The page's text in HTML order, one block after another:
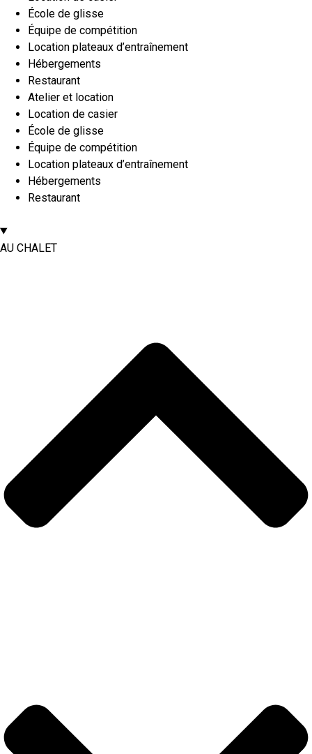
École de glisse
Équipe de compétition
Location plateaux d’entraînement
Hébergements
Restaurant
Atelier et location
Location de casier
École de glisse
Équipe de compétition
Location plateaux d’entraînement
Hébergements
Restaurant
AU CHALET